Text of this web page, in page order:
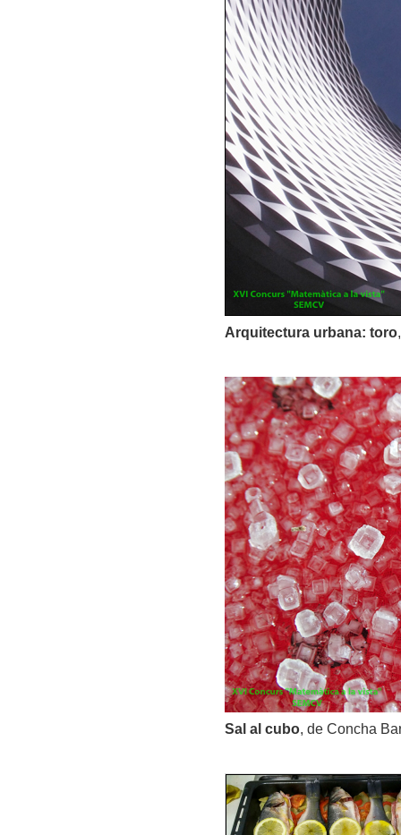
Arquitectura urbana: toro
Sal al cubo, de Concha